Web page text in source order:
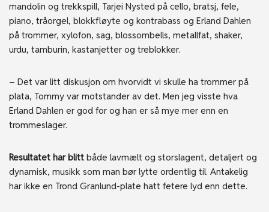
mandolin og trekkspill, Tarjei Nysted på cello, bratsj, fele,
piano, tråorgel, blokkfløyte og kontrabass og Erland Dahlen
på trommer, xylofon, sag, blossombells, metallfat, shaker,
urdu, tamburin, kastanjetter og treblokker.
– Det var litt diskusjon om hvorvidt vi skulle ha trommer på
plata, Tommy var motstander av det. Men jeg visste hva
Erland Dahlen er god for og han er så mye mer enn en
trommeslager.
Resultatet har blitt både lavmælt og storslagent, detaljert og
dynamisk, musikk som man bør lytte ordentlig til. Antakelig
har ikke en Trond Granlund-plate hatt fetere lyd enn dette.